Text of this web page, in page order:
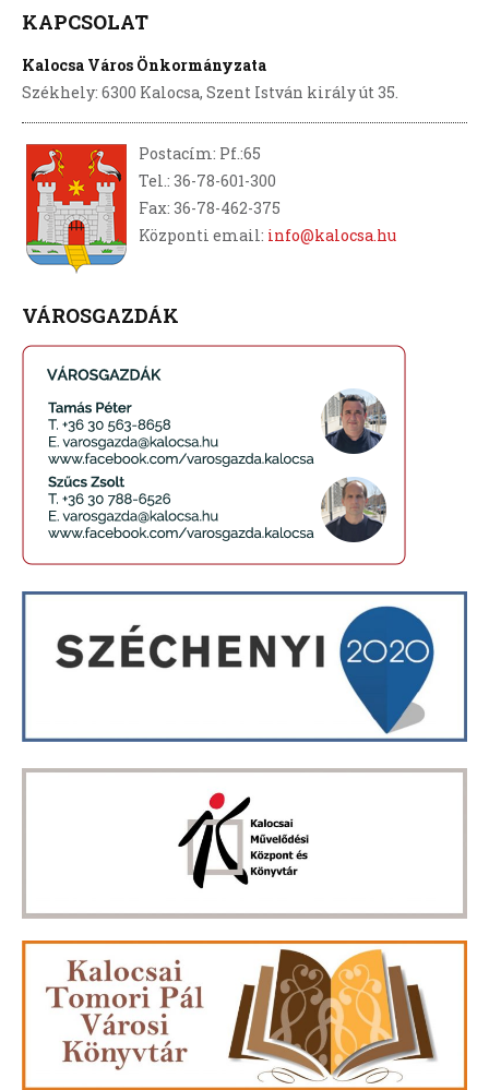
KAPCSOLAT
Kalocsa Város Önkormányzata
Székhely: 6300 Kalocsa, Szent István király út 35.
Postacím: Pf.:65
Tel.: 36-78-601-300
Fax: 36-78-462-375
Központi email: info@kalocsa.hu
VÁROSGAZDÁK